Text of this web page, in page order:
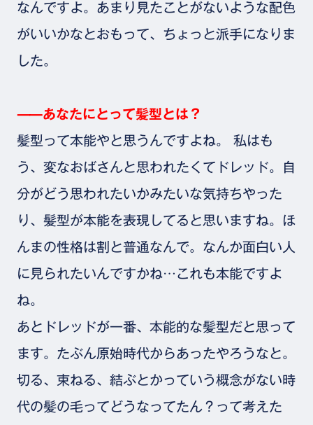
なんですよ。あまり見たことがないような配色
がいいかなとおもって、ちょっと派手になりま
した。
⸺あなたにとって髪型とは？
髪型って本能やと思うんですよね。 私はも
う、変なおばさんと思われたくてドレッド。自
分がどう思われたいかみたいな気持ちやった
り、髪型が本能を表現してると思いますね。ほ
んまの性格は割と普通なんで。なんか面白い人
に見られたいんですかね…これも本能ですよ
ね。
あとドレッドが一番、本能的な髪型だと思って
ます。たぶん原始時代からあったやろうなと。
切る、束ねる、結ぶとかっていう概念がない時
代の髪の毛ってどうなってたん？って考えた